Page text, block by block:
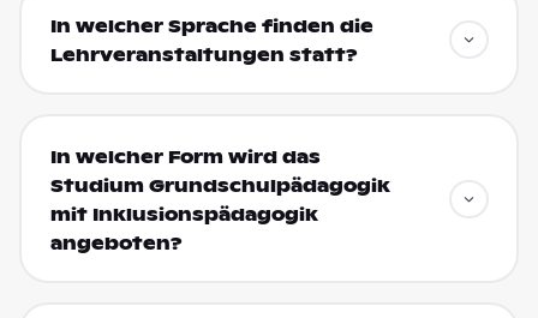
In welcher Sprache finden die
Lehrveranstaltungen statt?
In welcher Form wird das
Studium Grundschulpädagogik
mit Inklusionspädagogik
angeboten?